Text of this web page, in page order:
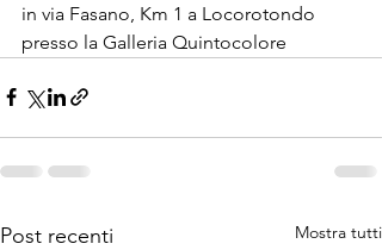
in via Fasano, Km 1 a Locorotondo
presso la Galleria Quintocolore
Post recenti Mostra tutti